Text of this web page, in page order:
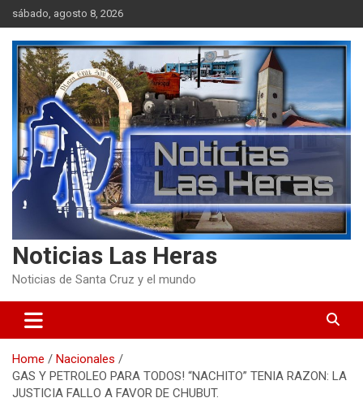
Skip
to
content
sábado, agosto 8, 2026
Noticias Las Heras
Noticias de Santa Cruz y el mundo
Home
Nacionales
GAS Y PETROLEO PARA TODOS! “NACHITO” TENIA RAZON: LA
JUSTICIA FALLO A FAVOR DE CHUBUT.